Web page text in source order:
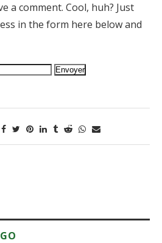
a comment. Cool, huh? Just
in the form here below and